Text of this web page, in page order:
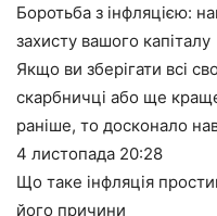
Боротьба з інфляцією:
захисту вашого капіталу
Якщо ви зберігати всі
скарбничці або ще
раніше, то досконало
4 листопада 20:28
Що таке інфляція
його причини